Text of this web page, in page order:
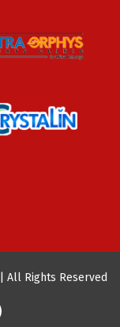
All Rights Reserved